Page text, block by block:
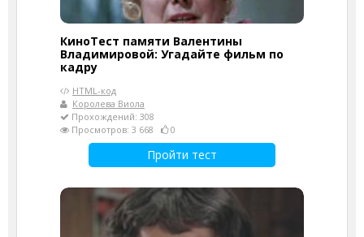
КиноТест памяти Валентины
Владимировой: Угадайте фильм по
кадру
HTML-код
Королева Виола
Прохождений: 308
Просмотров: 3 668
0
Пройти тест